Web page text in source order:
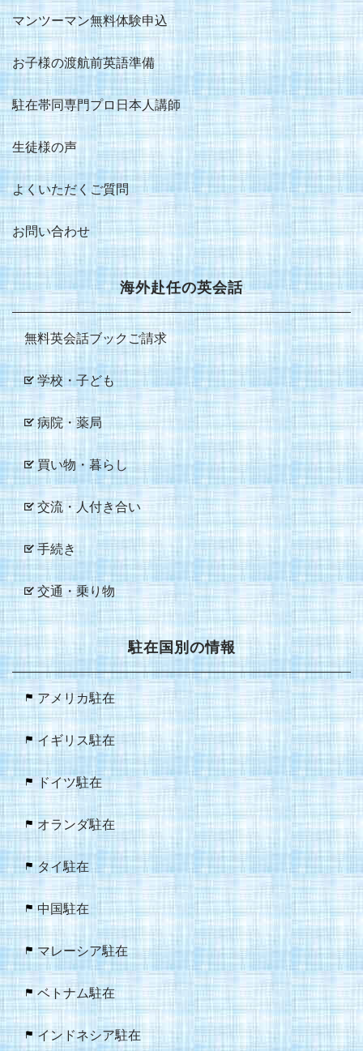
マンツーマン無料体験申込
お子様の渡航前英語準備
駐在帯同専門プロ日本人講師
生徒様の声
よくいただくご質問
お問い合わせ
海外赴任の英会話
無料英会話ブックご請求
学校・子ども
病院・薬局
買い物・暮らし
交流・人付き合い
手続き
交通・乗り物
駐在国別の情報
アメリカ駐在
イギリス駐在
ドイツ駐在
オランダ駐在
タイ駐在
中国駐在
マレーシア駐在
ベトナム駐在
インドネシア駐在